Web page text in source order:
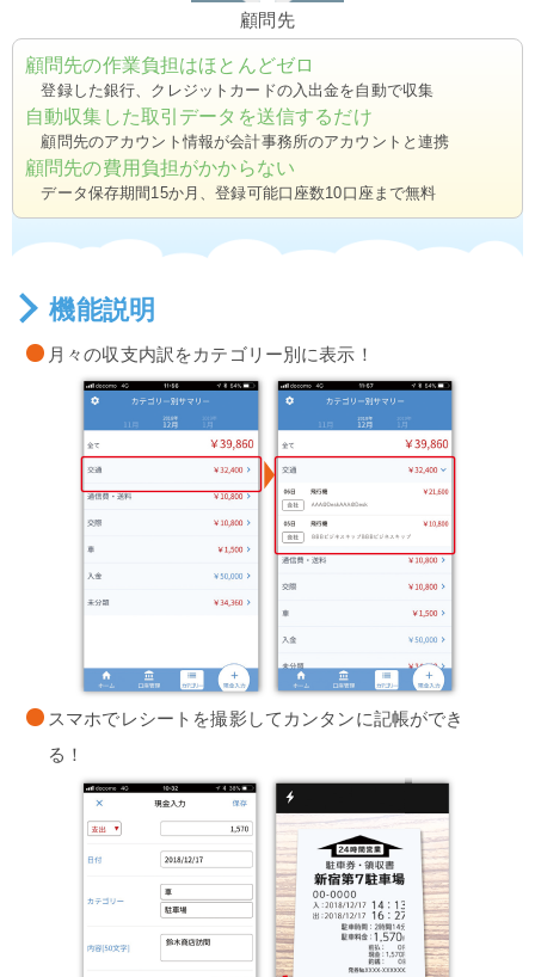
顧問先
顧問先の作業負担はほとんどゼロ
登録した銀行、クレジットカードの入出金を自動で収集
自動収集した取引データを送信するだけ
顧問先のアカウント情報が会計事務所のアカウントと連携
顧問先の費用負担がかからない
データ保存期間15か月、登録可能口座数10口座まで無料
機能説明
月々の収支内訳をカテゴリー別に表示！
スマホでレシートを撮影してカンタンに記帳ができ
る！